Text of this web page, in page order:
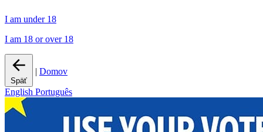
I am under 18
I am 18 or over 18
Späť
| Domov
English Português